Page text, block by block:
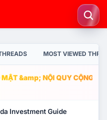
MOST VIEWED
MẬT &amp; NỘI QUY CỘNG
Investment Guide